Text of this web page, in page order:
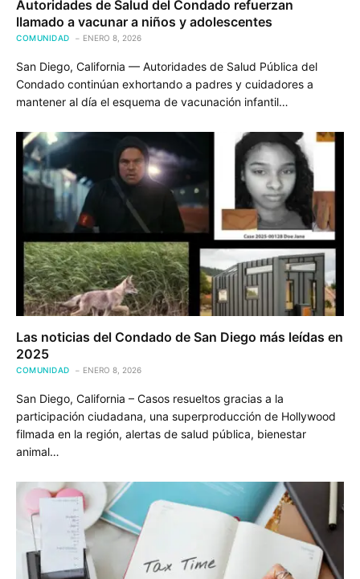
Autoridades de Salud del Condado refuerzan
llamado a vacunar a niños y adolescentes
COMUNIDAD ENERO 8, 2026
San Diego, California — Autoridades de Salud Pública del
Condado continúan exhortando a padres y cuidadores a
mantener al día el esquema de vacunación infantil…
Las noticias del Condado de San Diego más leídas en
2025
COMUNIDAD ENERO 8, 2026
San Diego, California – Casos resueltos gracias a la
participación ciudadana, una superproducción de Hollywood
filmada en la región, alertas de salud pública, bienestar
animal…